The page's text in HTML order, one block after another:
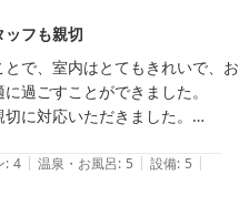
時間を頂戴し、さらにご提供
深くお詫び申し上げます。ご
ようなご不便をおかけしまし
く感じております。ご指摘の
ョンの見直しが必要であると
え、スムーズにご利用いただ
ッフも親切
で、室内はとてもきれいで、お
過ごすことができました。
に対応いただきました。
間に、柘榴坂という坂を登る必
引きながらだと、少し大変でし
います。
: 4 | 温泉・お風呂: 5 | 設備: 5 |